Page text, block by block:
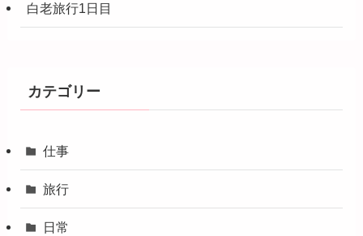
白老旅行1日目
カテゴリー
仕事
旅行
日常